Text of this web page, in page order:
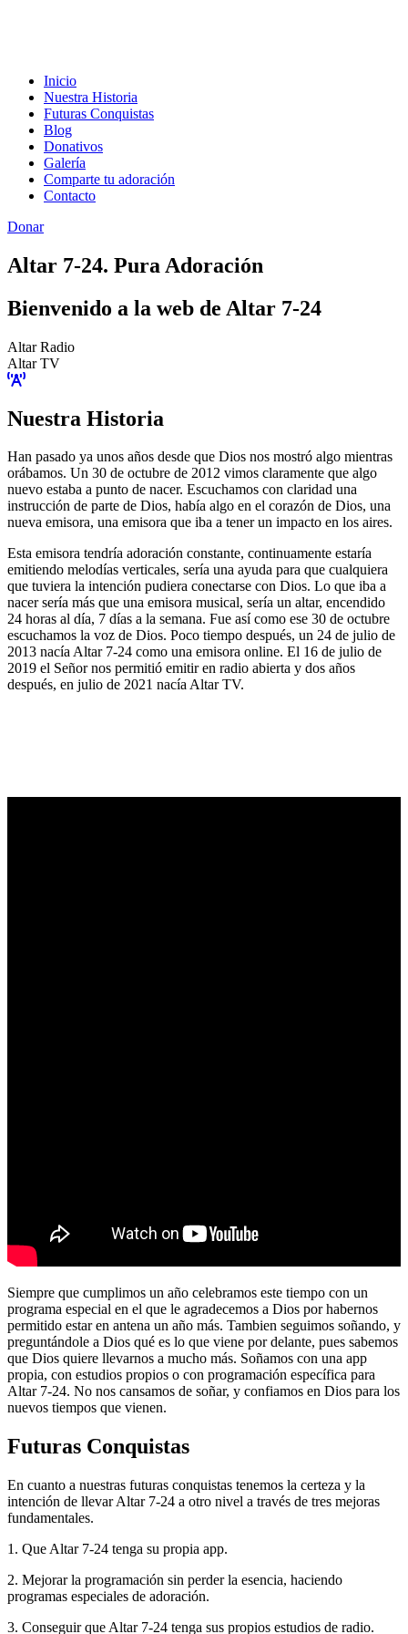
Inicio
Nuestra Historia
Futuras Conquistas
Blog
Donativos
Galería
Comparte tu adoración
Contacto
Donar
Altar 7-24. Pura Adoración
Bienvenido a la web de Altar 7-24
Altar Radio
Altar TV
Nuestra Historia
Han pasado ya unos años desde que Dios nos mostró algo mientras
orábamos. Un 30 de octubre de 2012 vimos claramente que algo
nuevo estaba a punto de nacer. Escuchamos con claridad una
instrucción de parte de Dios, había algo en el corazón de Dios, una
nueva emisora, una emisora que iba a tener un impacto en los aires.
Esta emisora tendría adoración constante, continuamente estaría
emitiendo melodías verticales, sería una ayuda para que cualquiera
que tuviera la intención pudiera conectarse con Dios. Lo que iba a
nacer sería más que una emisora musical, sería un altar, encendido
24 horas al día, 7 días a la semana. Fue así como ese 30 de octubre
escuchamos la voz de Dios. Poco tiempo después, un 24 de julio de
2013 nacía Altar 7-24 como una emisora online. El 16 de julio de
2019 el Señor nos permitió emitir en radio abierta y dos años
después, en julio de 2021 nacía Altar TV.
Siempre que cumplimos un año celebramos este tiempo con un
programa especial en el que le agradecemos a Dios por habernos
permitido estar en antena un año más. Tambien seguimos soñando, y
preguntándole a Dios qué es lo que viene por delante, pues sabemos
que Dios quiere llevarnos a mucho más. Soñamos con una app
propia, con estudios propios o con programación específica para
Altar 7-24. No nos cansamos de soñar, y confiamos en Dios para los
nuevos tiempos que vienen.
Futuras Conquistas
En cuanto a nuestras futuras conquistas tenemos la certeza y la
intención de llevar Altar 7-24 a otro nivel a través de tres mejoras
fundamentales.
1. Que Altar 7-24 tenga su propia app.
2. Mejorar la programación sin perder la esencia, haciendo
programas especiales de adoración.
3. Conseguir que Altar 7-24 tenga sus propios estudios de radio.